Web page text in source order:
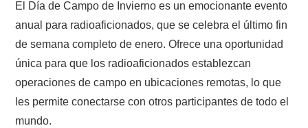
El Día de Campo de Invierno es un emocionante evento
anual para radioaficionados, que se celebra el último fin
de semana completo de enero. Ofrece una oportunidad
única para que los radioaficionados establezcan
operaciones de campo en ubicaciones remotas, lo que
les permite conectarse con otros participantes de todo el
mundo.